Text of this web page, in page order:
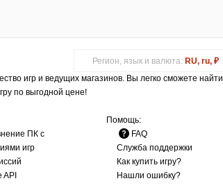
Регион, язык и валюта: RU, ru, ₽
игр и ведущих магазинов. Вы легко сможете найти
по выгодной цене!
ПК с
игр
API
Помощь:
FAQ
Служба поддержки
Как купить игру?
Нашли ошибку?